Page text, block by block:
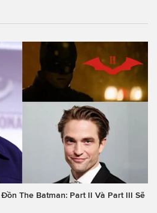
The Batman: Part II Và Part III Sẽ